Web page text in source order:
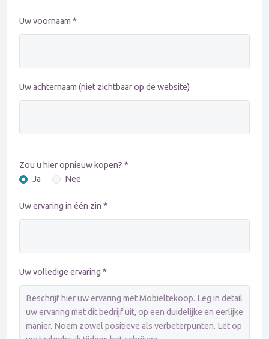
Uw voornaam *
Uw achternaam (niet zichtbaar op de website)
Zou u hier opnieuw kopen? *
Ja
Nee
Uw ervaring in één zin *
Uw volledige ervaring *